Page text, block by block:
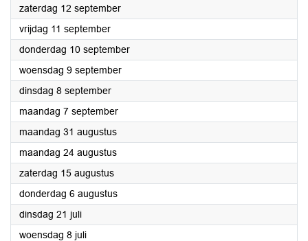
zaterdag 12 september2026
vrijdag 11 september2026
donderdag 10 september2026
woensdag 9 september2026
dinsdag 8 september2026
maandag 7 september2026
maandag 31 augustus2026
maandag 24 augustus2026
zaterdag 15 augustus2026
donderdag 6 augustus2026
dinsdag 21 juli2026
woensdag 8 juli2026